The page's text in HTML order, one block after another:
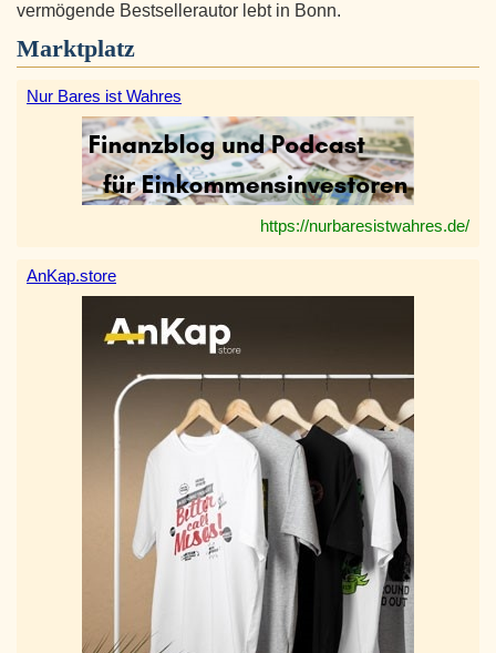
vermögende Bestsellerautor lebt in Bonn.
Marktplatz
Nur Bares ist Wahres
https://nurbaresistwahres.de/
AnKap.store